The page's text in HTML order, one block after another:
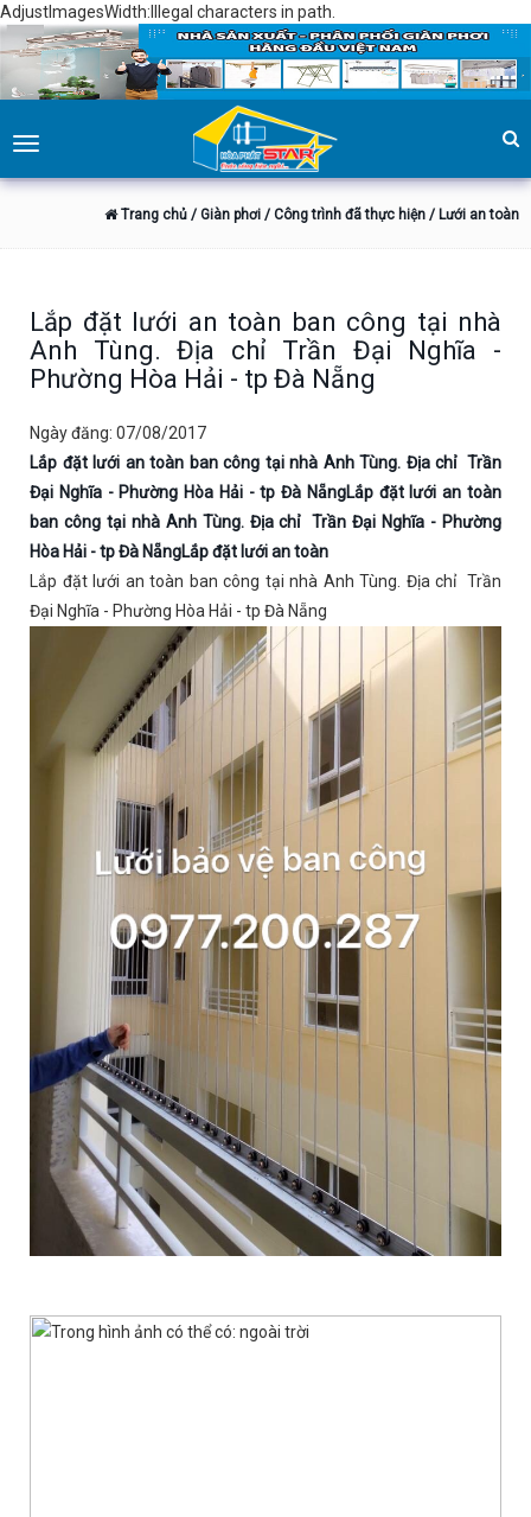
AdjustImagesWidth:Illegal characters in path.
Toggle
navigation
Trang chủ / Giàn phơi / Công trình đã thực hiện / Lưới an toàn
Lắp đặt lưới an toàn ban công tại nhà
Anh Tùng. Địa chỉ Trần Đại Nghĩa -
Phường Hòa Hải - tp Đà Nẵng
Ngày đăng: 07/08/2017
Lắp đặt lưới an toàn ban công tại nhà Anh Tùng. Địa chỉ Trần
Đại Nghĩa - Phường Hòa Hải - tp Đà NẵngLắp đặt lưới an toàn
ban công tại nhà Anh Tùng. Địa chỉ Trần Đại Nghĩa - Phường
Hòa Hải - tp Đà NẵngLắp đặt lưới an toàn
Lắp đặt lưới an toàn ban công tại nhà Anh Tùng. Địa chỉ Trần
Đại Nghĩa - Phường Hòa Hải - tp Đà Nẵng